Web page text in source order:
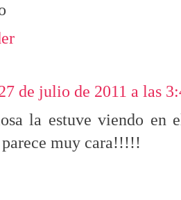
de julio de 2011 a las
la estuve viendo en
muy cara!!!!!